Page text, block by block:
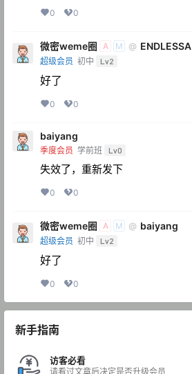
0 0
微密weme圈 A M @ ENDLESSA
超级会员 初中 Lv2
好了
0 0
baiyang
季度会员 学前班 Lv0
失效了，重新发下
0 0
微密weme圈 A M @ baiyang
超级会员 初中 Lv2
好了
0 0
新手指南
访客必看
请看过文章后决定是否升级会员